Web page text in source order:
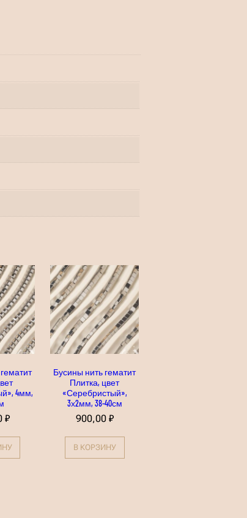
4мм,
₽
Бусины нить гематит
Плитка, цвет
«Серебристый»,
3х2мм, 38-40см
900,00 ₽
В КОРЗИНУ